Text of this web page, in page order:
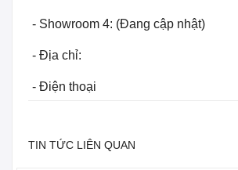
- Showroom 4: (Đang cập nhật)
- Địa chỉ:
- Điện thoại
TIN TỨC LIÊN QUAN